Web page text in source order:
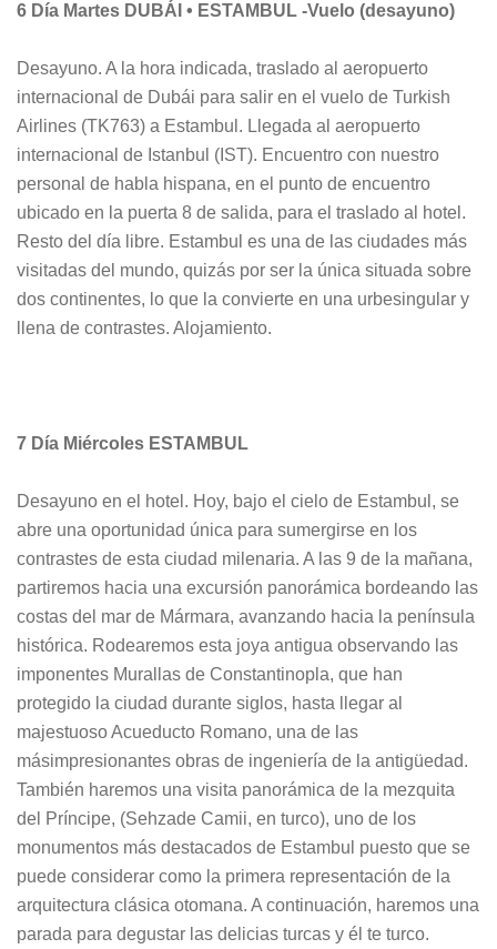
6 Día Martes DUBÁI • ESTAMBUL -Vuelo (desayuno)
Desayuno. A la hora indicada, traslado al aeropuerto
internacional de Dubái para salir en el vuelo de Turkish
Airlines (TK763) a Estambul. Llegada al aeropuerto
internacional de Istanbul (IST). Encuentro con nuestro
personal de habla hispana, en el punto de encuentro
ubicado en la puerta 8 de salida, para el traslado al hotel.
Resto del día libre. Estambul es una de las ciudades más
visitadas del mundo, quizás por ser la única situada sobre
dos continentes, lo que la convierte en una urbesingular y
llena de contrastes. Alojamiento.
7 Día Miércoles ESTAMBUL
Desayuno en el hotel. Hoy, bajo el cielo de Estambul, se
abre una oportunidad única para sumergirse en los
contrastes de esta ciudad milenaria. A las 9 de la mañana,
partiremos hacia una excursión panorámica bordeando las
costas del mar de Mármara, avanzando hacia la península
histórica. Rodearemos esta joya antigua observando las
imponentes Murallas de Constantinopla, que han
protegido la ciudad durante siglos, hasta llegar al
majestuoso Acueducto Romano, una de las
másimpresionantes obras de ingeniería de la antigüedad.
También haremos una visita panorámica de la mezquita
del Príncipe, (Sehzade Camii, en turco), uno de los
monumentos más destacados de Estambul puesto que se
puede considerar como la primera representación de la
arquitectura clásica otomana. A continuación, haremos una
parada para degustar las delicias turcas y él te turco.